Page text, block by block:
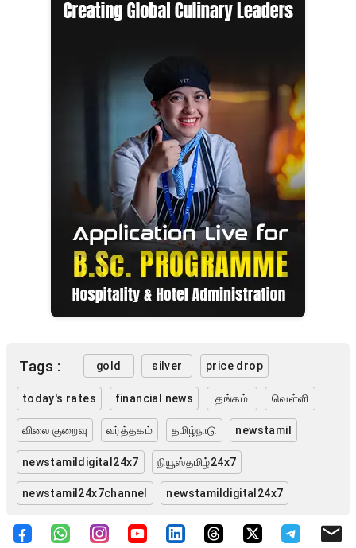
Tags : gold silver price drop
today's rates financial news தங்கம் வெள்ளி
விலை குறைவு வர்த்தகம் தமிழ்நாடு newstamil
newstamildigital24x7 நியூஸ்தமிழ்24x7
newstamil24x7channel newstamildigital24x7